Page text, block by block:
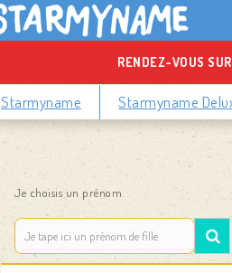
RENDEZ-VOUS
Starmyname Starmyname
Je choisis un prénom